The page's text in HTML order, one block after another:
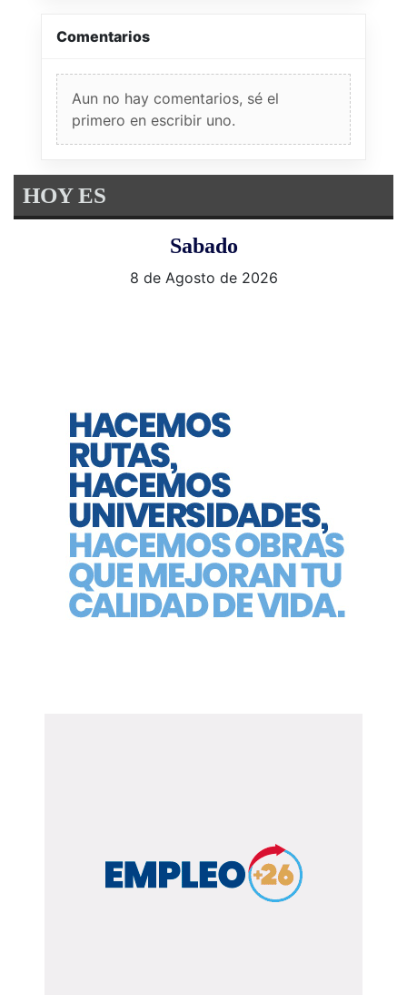
Comentarios
Aun no hay comentarios, sé el
primero en escribir uno.
HOY ES
Sabado
8 de Agosto de 2026